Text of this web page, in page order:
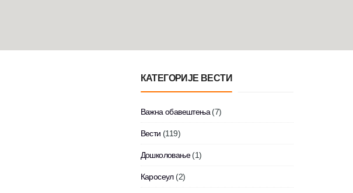
КАТЕГОРИЈЕ ВЕСТИ
Важна обавештења(7)
Вести (119)
Дошколовање(1)
Каросеул(2)